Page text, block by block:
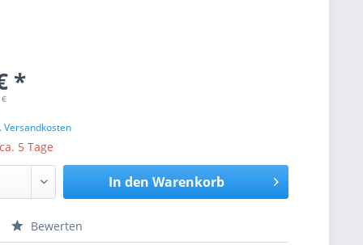
*
Versandkosten
5 Tage
In den Warenkorb
Bewerten